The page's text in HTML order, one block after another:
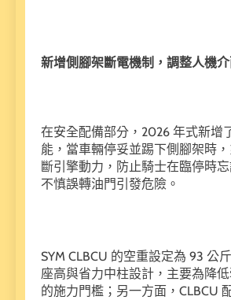
新增側腳架斷電機制，調整人機
在安全配備部分，2026 年式新增
能，當車輛停妥並踢下側腳架時
斷引擎動力，防止騎士在臨停時
不慎誤轉油門引發危險。
SYM CLBCU 的空重設定為 93 公
座高與省力中柱設計，主要為降
的施力門檻；另一方面，CLBCU